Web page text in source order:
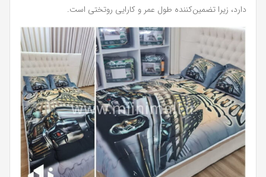
دارد، زیرا تضمین‌کننده طول عمر و کارایی روتختی است.